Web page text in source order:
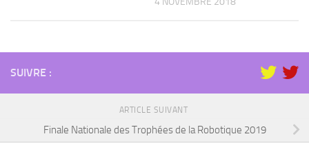
SUIVRE :
ARTICLE SUIVANT
Finale Nationale des Trophées de la Robotique 2019